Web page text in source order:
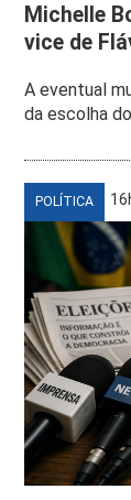
Michelle
vice de
A eventual
da escolha
POLÍTICA